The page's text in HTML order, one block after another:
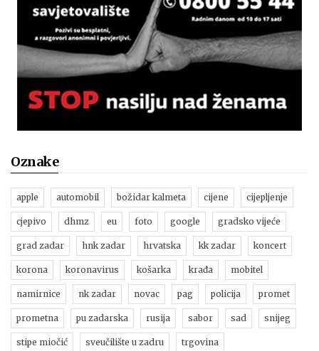
Oznake
apple automobil božidar kalmeta cijene cijepljenje
cjepivo dhmz eu foto google gradsko vijeće
grad zadar hnk zadar hrvatska kk zadar koncert
korona koronavirus košarka krađa mobitel
namirnice nk zadar novac pag policija promet
prometna pu zadarska rusija sabor sad snijeg
stipe miočić sveučilište u zadru trgovina